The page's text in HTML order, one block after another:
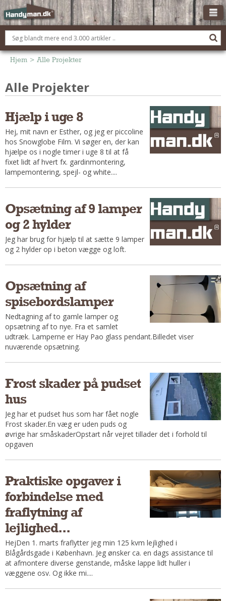
OM HANDYMAN.DK
FÅ 3 TILBUD
BOLIG KØBERÅDGIVNING
Montage Og Nybyg
Reparation Og Vedligehold
Alt Om Køkkenet
Om Materialer
ELEKTRIKER
Regler Og Love
Udskiftning Og Montage
VVS
Montage Og Udskiftning
Reparation Og Vedligehold
Varme Og Energi
Andet
MALER
Kan Det Males?
MURER
Nybygning
Om Værktøj
GLARMESTER
Udskiftning Og Montage
Om Materialer
HANDYMAN
Tips Og Tricks
Kemi
Hjem > Alle Projekter
Alle Projekter
Hjælp i uge 8
Hej, mit navn er Esther, og jeg er piccoline
hos Snowglobe Film. Vi søger en, der kan
hjælpe os i nogle timer i uge 8 til at få
fixet lidt af hvert fx. gardinmontering,
lampemontering, spejl- og white....
Opsætning af 9 lamper
og 2 hylder
Jeg har brug for hjælp til at sætte 9 lamper
og 2 hylder op i beton vægge og loft.
Opsætning af
spisebordslamper
Nedtagning af to gamle lamper og
opsætning af to nye. Fra et samlet
udtræk. Lamperne er Hay Pao glass pendant.Billedet viser
nuværende opsætning.
Frost skader på pudset
hus
Jeg har et pudset hus som har fået nogle
Frost skader.En væg er uden puds og
øvrige har småskaderOpstart når vejret tillader det i forhold til
opgaven
Praktiske opgaver i
forbindelse med
fraflytning af
lejlighed...
HejDen 1. marts fraflytter jeg min 125 kvm lejlighed i
Blågårdsgade i København. Jeg ønsker ca. en dags assistance til
at afmontere diverse genstande, måske lappe lidt huller i
væggene osv. Og ikke mi....